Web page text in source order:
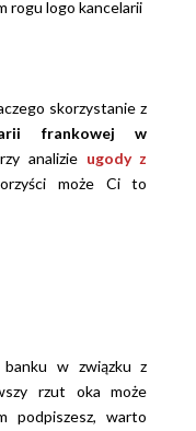
skorzystanie z
frankowej w
analizieugody z
może Ci to
banku w związku z
rzut oka może
podpiszesz, warto